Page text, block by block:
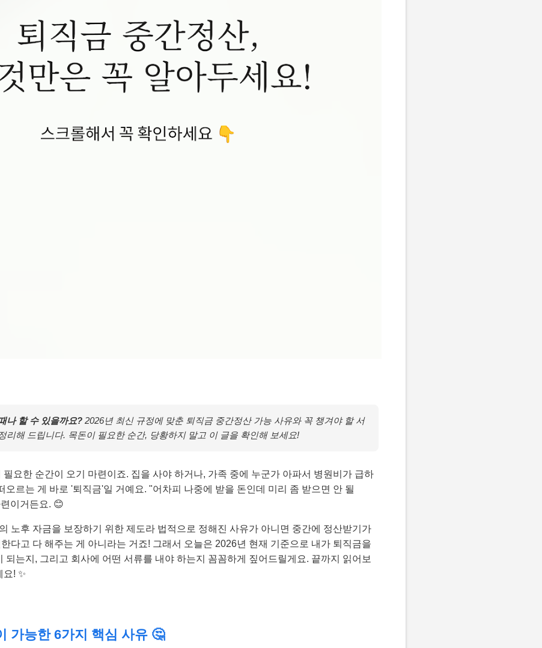
나 할 수 있을까요? 2026년 최신 규정에 맞춘 퇴직금 중간정산 가능 사유와 꼭 챙겨야 할 서
리해 드립니다. 목돈이 필요한 순간, 당황하지 말고 이 글을 확인해 보세요!
요한 순간이 오기 마련이죠. 집을 사야 하거나, 가족 중에 누군가 아파서 병원비가 급하
오르는 게 바로 '퇴직금'일 거예요. "어차피 나중에 받을 돈인데 미리 좀 받으면 안 될
이거든요. 😊
노후 자금을 보장하기 위한 제도라 법적으로 정해진 사유가 아니면 중간에 정산받기가
다고 다 해주는 게 아니라는 거죠! 그래서 오늘은 2026년 현재 기준으로 내가 퇴직금을
되는지, 그리고 회사에 어떤 서류를 내야 하는지 꼼꼼하게 짚어드릴게요. 끝까지 읽어보
! ✨
가능한 6가지 핵심 사유 🤔